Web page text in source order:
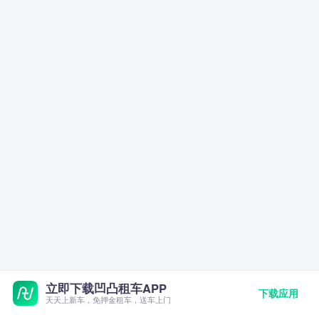
立即下载凹凸租车APP
天天上新车，免押金租车，送车上门 下载应用